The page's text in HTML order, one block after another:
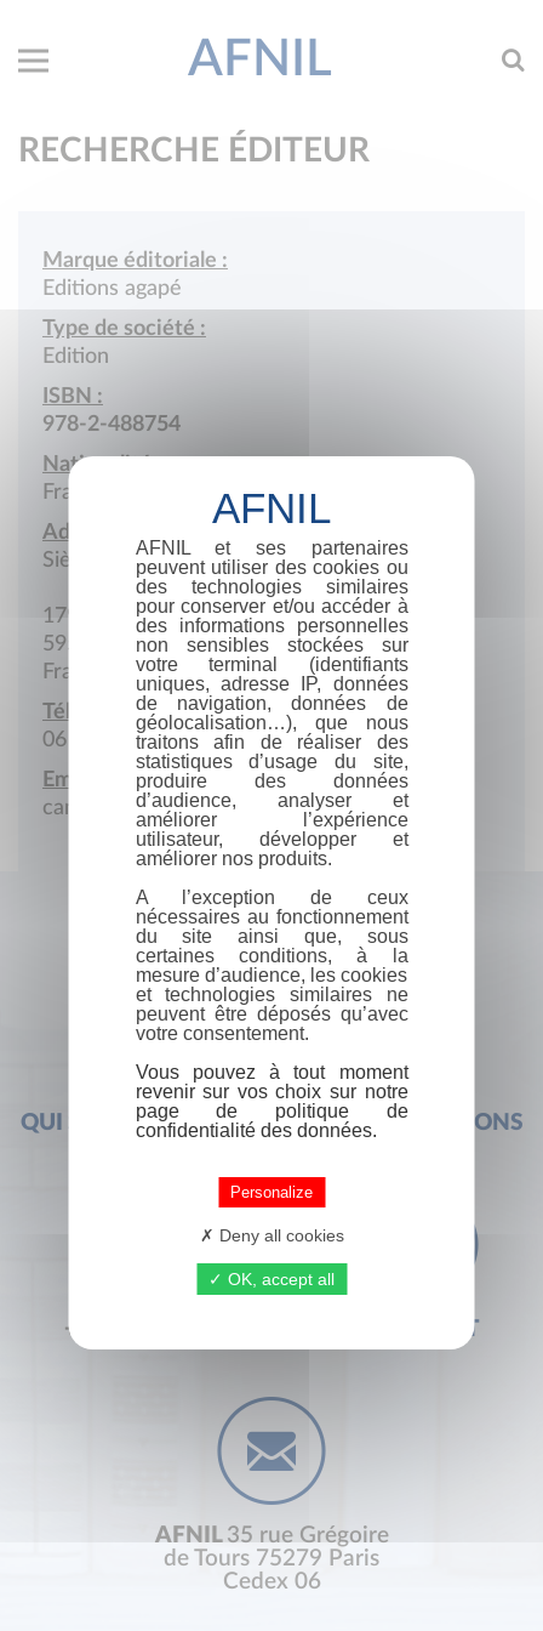
AFNIL
RECHERCHE ÉDITEUR
Marque éditoriale :
Editions agapé
Type de société :
Edition
ISBN :
978-2-488754
Nationalité :
France
Adresse :
Siège social
179 Boulevard Jeanne-d'Arc
59500 Douai
France
Téléphone portable :
06 32 28 12 04
Email :
camille.bayart@gmail.com
QUI SOMMES-NOUS ? FOIRE AUX QUESTIONS
+33 (0) 1 44 41 29 19 CONTACT
AFNIL 35 rue Grégoire
de Tours 75279 Paris
Cedex 06
AFNIL et ses partenaires
peuvent utiliser des cookies ou
des technologies similaires
pour conserver et/ou accéder à
des informations personnelles
non sensibles stockées sur
votre terminal (identifiants
uniques, adresse IP, données
de navigation, données de
géolocalisation…), que nous
traitons afin de réaliser des
statistiques d’usage du site,
produire des données
d’audience, analyser et
améliorer l’expérience
utilisateur, développer et
améliorer nos produits.
A l’exception de ceux
nécessaires au fonctionnement
du site ainsi que, sous
certaines conditions, à la
mesure d’audience, les cookies
et technologies similaires ne
peuvent être déposés qu’avec
votre consentement.
Vous pouvez à tout moment
revenir sur vos choix sur notre
page de politique de
confidentialité des données.
Personalize
Deny all cookies
OK, accept all